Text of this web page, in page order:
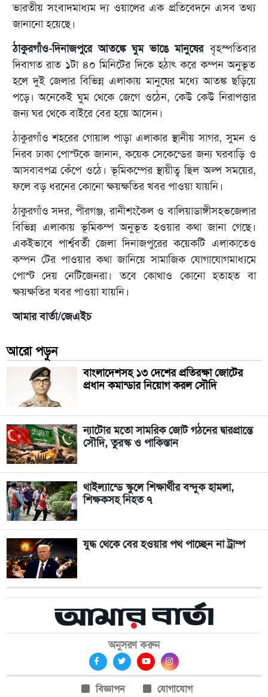
ভারতীয় সংবাদমাধ্যম দ্য ওয়ালের এক প্রতিবেদনে এসব তথ্য
জানানো হয়েছে।
ঠাকুরগাঁও-দিনাজপুরে আতঙ্কে ঘুম ভাঙে মানুষেরবৃহস্পতিবার
দিবাগত রাত ১টা ৪০ মিনিটের দিকে হঠাৎ করে কম্পন অনুভূত
হলে দুই জেলার বিভিন্ন এলাকায় মানুষের মধ্যে আতঙ্ক ছড়িয়ে
পড়ে। অনেকেই ঘুম থেকে জেগে ওঠেন, কেউ কেউ নিরাপত্তার
জন্য ঘর থেকে বাইরে বের হয়ে আসেন।
ঠাকুরগাঁও শহরের গোয়াল পাড়া এলাকার স্থানীয় সাগর, সুমন ও
নিরব ঢাকা পোস্টকে জানান, কয়েক সেকেন্ডের জন্য ঘরবাড়ি ও
আসবাবপত্র কেঁপে ওঠে। ভূমিকম্পের স্থায়ীত্ব ছিল অল্প সময়ের,
ফলে বড় ধরনের কোনো ক্ষয়ক্ষতির খবর পাওয়া যায়নি।
ঠাকুরগাঁও সদর, পীরগঞ্জ, রানীশংকৈল ও বালিয়াডাঙ্গীসহভজেলার
বিভিন্ন এলাকায় ভূমিকম্প অনুভূত হওয়ার কথা জানা গেছে।
একইভাবে পার্শ্ববর্তী জেলা দিনাজপুরের কয়েকটি এলাকাতেও
কম্পন টের পাওয়ার কথা জানিয়ে সামাজিক যোগাযোগমাধ্যমে
পোস্ট দেয় নেটিজেনরা। তবে কোথাও কোনো হতাহত বা
ক্ষয়ক্ষতির খবর পাওয়া যায়নি।
আমার বার্তা/জেএইচ
আরো পড়ুন
বাংলাদেশসহ ১৩ দেশের প্রতিরক্ষা জোটের
প্রধান কমান্ডার নিয়োগ করল সৌদি
ন্যাটোর মতো সামরিক জোট গঠনের দ্বারপ্রান্তে
সৌদি, তুরস্ক ও পাকিস্তান
থাইল্যান্ডে স্কুলে শিক্ষার্থীর বন্দুক হামলা,
শিক্ষকসহ নিহত ৭
যুদ্ধ থেকে বের হওয়ার পথ পাচ্ছেন না ট্রাম্প
অনুসরণ করুন
বিজ্ঞাপন যোগাযোগ